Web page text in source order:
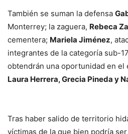
También se suman la defensa
Monterrey; la zaguera, Rebeca
cementera; Mariela Jiménez,
integrantes de la categoría sub-
obtendrán una oportunidad en el
Laura Herrera, Grecia Pineda y
Tras haber salido de territorio
víctimas de la que bien podría